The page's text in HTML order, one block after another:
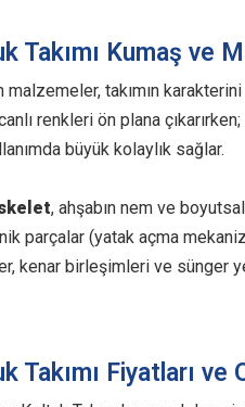
Takımı Kumaş ve
malzemeler, takımın
renkleri ön plana çıkarırken;
büyük kolaylık sağlar.
, ahşabın nem ve
parçalar (yatak açma
kenar birleşimleri ve sünger
Takımı Fiyatları ve